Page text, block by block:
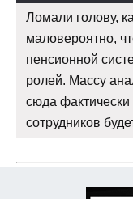
Ломали голову,
маловероятно,
пенсионной
ролей. Массу
сюда
сотрудников